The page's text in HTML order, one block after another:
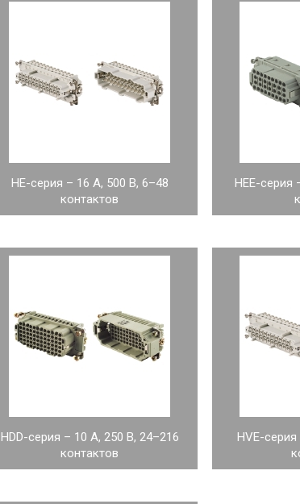
HE-серия – 16 А, 500 В, 6–48
контактов
HDD-серия – 10 А, 250 В, 24–216
контактов
HEE-серия
HVE-